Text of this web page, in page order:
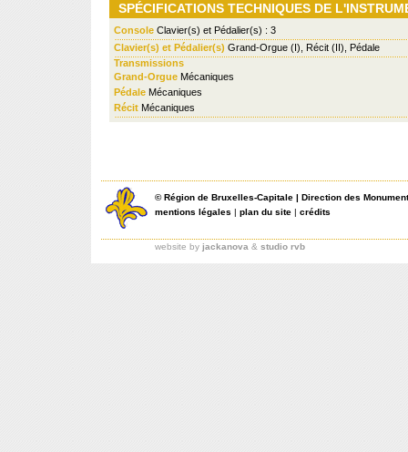
SPÉCIFICATIONS TECHNIQUES DE
Console Clavier(s) et Pédalier(s) : 3
Clavier(s) et Pédalier(s) Grand-Orgue (I), Récit (II), Pédale
Transmissions
Grand-Orgue Mécaniques
Pédale Mécaniques
Récit Mécaniques
©Région de Bruxelles-Capitale | Direction des
mentions légales | plan du site | crédits
website by jackanova & studio rvb